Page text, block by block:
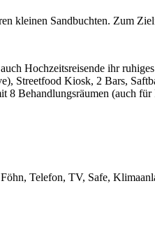
kleinen Sandbuchten. Zum
Hochzeitsreisende ihr
Streetfood Kiosk, 2 Bars,
Behandlungsräumen (auch
Telefon, TV, Safe,